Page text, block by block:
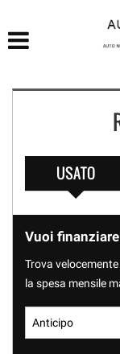
ASSISTENZA
CONTATTI
USATO
Vuoi
Trova
la spesa mensile